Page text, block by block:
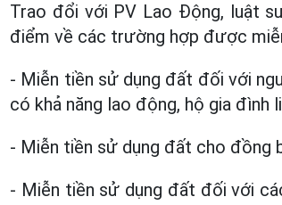
Trao đổi với PV Lao Động, luật
điểm về các trường hợp được
- Miễn tiền sử dụng đất đối với
có khả năng lao động, hộ gia
- Miễn tiền sử dụng đất cho đồng
- Miễn tiền sử dụng đất đối với